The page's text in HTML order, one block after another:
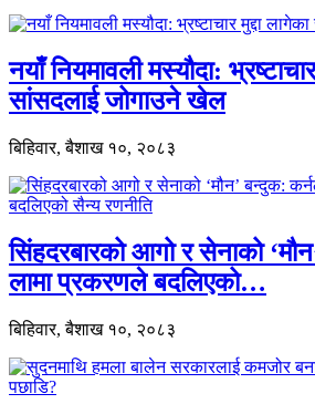
नयाँ नियमावली मस्यौदा:
सांसदलाई जोगाउने खेल
बिहिवार, बैशाख १०, २०८३
सिंहदरबारको आगो र सेनाको
लामा प्रकरणले बदलिएको…
बिहिवार, बैशाख १०, २०८३